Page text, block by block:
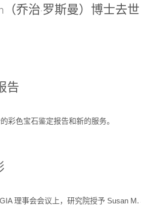
（乔治·罗斯曼）博士去世
告
彩色宝石鉴定报告和新的服务。
理事会会议上，研究院授予 Susan